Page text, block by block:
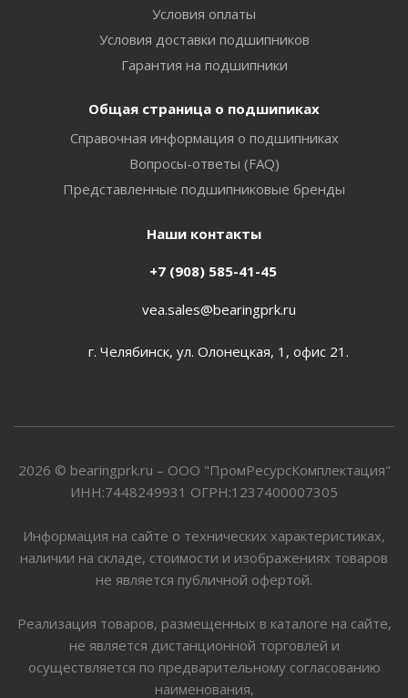
Условия оплаты
Условия доставки подшипников
Гарантия на подшипники
Общая страница о подшипиках
Справочная информация о подшипниках
Вопросы-ответы (FAQ)
Представленные подшипниковые бренды
Наши контакты
+7 (908) 585-41-45
vea.sales@bearingprk.ru
г. Челябинск, ул. Олонецкая, 1, офис 21.
2026 © bearingprk.ru – ООО "ПромРесурсКомплектация"
ИНН:7448249931 ОГРН:1237400007305
Информация на сайте о технических характеристиках,
наличии на складе, стоимости и изображениях товаров
не является публичной офертой.
Реализация товаров, размещенных в каталоге на сайте,
не является дистанционной торговлей и
осуществляется по предварительному согласованию
наименования,